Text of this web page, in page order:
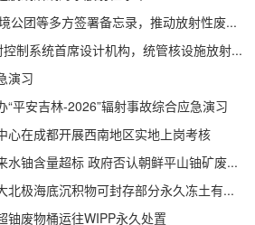
Clobot 携手韩国原子能环境公团等多方签署备忘录，推动放射性废物安全管理多机型机器人示范
Rosatom选定SNIIP为辐射控制系统首席设计机构，统管核设施放射仪表标准化与进口替代保障
演习
“平安吉林-2026”辐射事故综合应急演习
心在成都开展西南地区实地上岗考核
韩国仁川强化郡西检岛自来水铀含量超标 政府否认朝鲜平山铀矿废水影响
碳同位素分析揭示：加拿大北极海底沉积物可封存部分永久冻土有机碳
铀废物桶运往WIPP永久处置